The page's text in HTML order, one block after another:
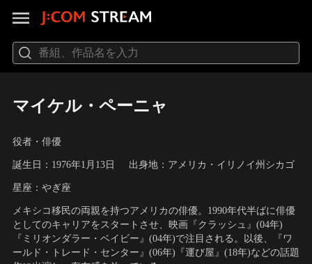
マイケル・ペーニャ
役者・俳優
誕生日：1976年1月13日 出身地：アメリカ・イリノイ州シカゴ
星座：やぎ座
メキシコ移民の両親を持つアメリカの俳優。1990年代半ばに俳優
としてのキャリアをスタートさせ、映画『クラッシュ』(04年)
『ミリオンダラー・ベイビー』(04年)で注目される。以後、『ワ
ールド・トレード・センター』(06年)『運び屋』(18年)などの話題